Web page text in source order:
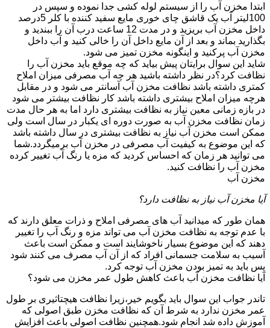
ابتدا مخزن آب را از سیستم لوله کشی جدا نموده و سپس در
100لیتر آب یک قاشق چای خوری مایع سفید کننده با کلر 5درصد
داخل مخزن آب بریزید و در مدت 12 ساعت درب آن را ببندید و
بگذارید بماند و بعد از آن مایع داخل آن را خالی کنید و آب داخل
مخزن آب پرکنید و اینگونه مخزن تمیز می شود.
شاید این سوال برایتان پیش بیاید که چه موقع باید مخزن آب را
نظافت کرد؟در نظر داشته باشید هر چه آب مصرفی میزان املاح
کمتری داشته باشد نظافت مخزن آب آسانتر می شود و در مقابل
هرچه میزان املاح بیشتری داشته باشد کار نظافت بیشتر می شود
در بازه زمانی معین نیاز به نظافت بیشتری دارد اما به هر حال مدت
زمان نظافت مخزن آب به صورت دوره ای یکبار در سال است ولی
ممکن است مخزن آب نیاز به نظافت بیشتری در سال داشته باشد
که این موضوع به کیفیت آب مصرفی در مخزن آب برمیگردد.شما
می توانید هر زمان که احساس کردید که مزه یا رنگ آب تغییر کرده
مخزن آب را نظافت کنید.
مخزن آب
آیا مخزن آب نیاز به نظافت دارد؟
همان طور که میدانید آب های مصرفی املاح و ذرات معلق دارند که
با عدم توجه به نظافت مخزن آب می تواند مزه و رنگ آب را تغییر
دهند که این موضوع بسیار ناخوشایند است و ممکن است باعث
آسیب به سلامت جسمانی افراد که از آن آب مصرف می کنند شود
پس باید به تمیز بودن مخزن آب توجه کرد.
آیا نظافت مخزن آب باعث کاهش طول عمر مخزن می شود؟
تاندر جواب این سوال باید بگویم خیر،زیرا نظافت هیچتاثیری بر طول
عمر مخزن ندارد به شرط آن که نظافت مخزن طبق اصولی که
آموزش داده شد انجام شود.همچنین نظافت اصولی باعث افزایش